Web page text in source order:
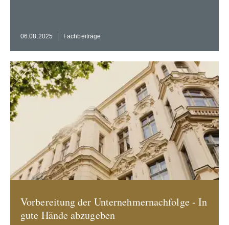
06.08.2025 Fachbei­träge
Vorbe­reitung der Unter­neh­mer­nach­folge - In
gute Hände abzugeben